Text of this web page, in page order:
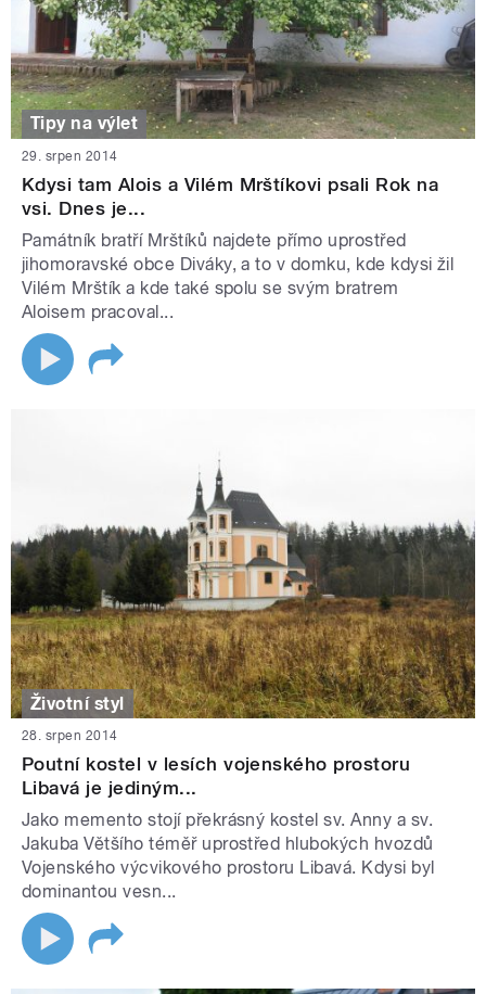
Tipy na výlet
29. srpen 2014
Kdysi tam Alois a Vilém Mrštíkovi psali Rok na
vsi. Dnes je...
Památník bratří Mrštíků najdete přímo uprostřed
jihomoravské obce Diváky, a to v domku, kde kdysi žil
Vilém Mrštík a kde také spolu se svým bratrem
Aloisem pracoval...
Životní styl
28. srpen 2014
Poutní kostel v lesích vojenského prostoru
Libavá je jediným...
Jako memento stojí překrásný kostel sv. Anny a sv.
Jakuba Většího téměř uprostřed hlubokých hvozdů
Vojenského výcvikového prostoru Libavá. Kdysi byl
dominantou vesn...